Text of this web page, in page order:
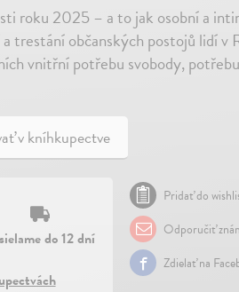
roku 2025 – a to jak osobní a
trestání občanských postojů lidí v
vnitřní potřebu svobody,
v kníhkupectve
do 12 dní
Pridať do
Odporučiť
Zdielať na